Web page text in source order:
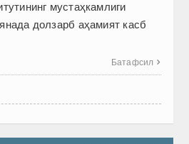
мустаҳкамлиги
долзарб аҳамият касб
Батафсил 